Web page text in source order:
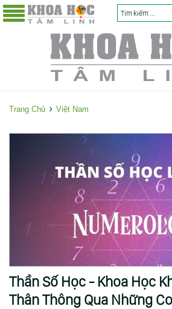
Trang Chủ Việt Nam
Thần Số Học - Khoa Học
Thân Thông Qua Những